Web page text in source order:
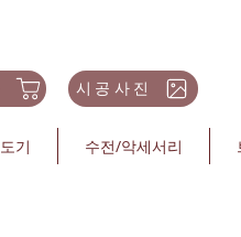
시공사진
도기 수전/악세서리